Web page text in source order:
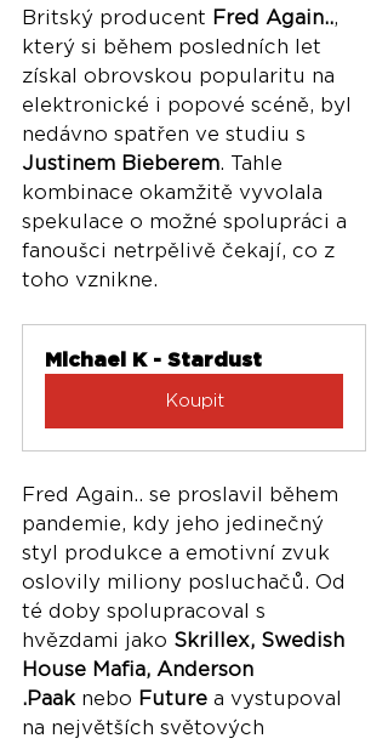
Britský producent Fred Again..,
který si během posledních let
získal obrovskou popularitu na
elektronické i popové scéně, byl
nedávno spatřen ve studiu s
Justinem Bieberem. Tahle
kombinace okamžitě vyvolala
spekulace o možné spolupráci a
fanoušci netrpělivě čekají, co z
toho vznikne.
Michael K - Stardust
Koupit
Fred Again.. se proslavil během
pandemie, kdy jeho jedinečný
styl produkce a emotivní zvuk
oslovily miliony posluchačů. Od
té doby spolupracoval s
hvězdami jako Skrillex, Swedish
House Mafia, Anderson
.Paak nebo Future a vystupoval
na největších světových